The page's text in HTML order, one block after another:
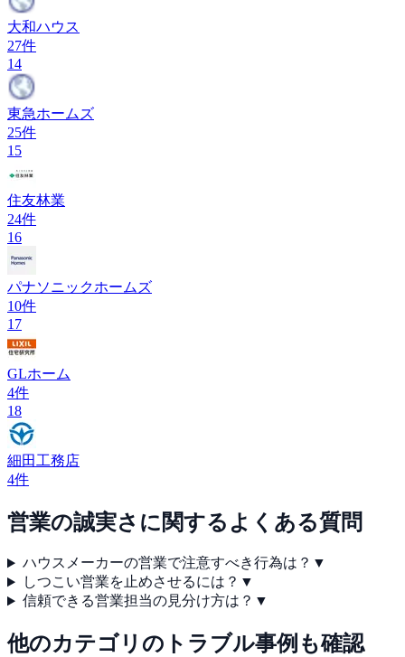
大和ハウス
27件
14
東急ホームズ
25件
15
住友林業
24件
16
パナソニックホームズ
10件
17
GLホーム
4件
18
細田工務店
4件
営業の誠実さ に関するよくある質問
ハウスメーカーの営業で注意すべき行為は？ ▼
しつこい営業を止めさせるには？ ▼
信頼できる営業担当の見分け方は？ ▼
他のカテゴリのトラブル事例も確認